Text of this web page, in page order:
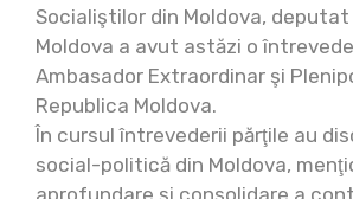
Socialiştilor din Moldova,
Moldova a avut astăzi o
Ambasador Extraordinar şi
Republica Moldova.
În cursul întrevederii părţile au
social-politică din Moldova,
aprofundare şi consolidare a